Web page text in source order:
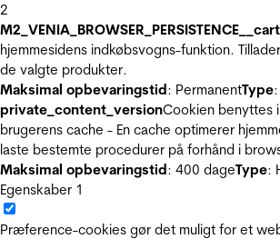
2
hjemmesidens indkøbsvogns-funktion.
de valgte produkter.
Maksimal opbevaringstid: PermanentType
private_content_versionCookien benyttes
brugerens cache - En cache optimerer
laste bestemte procedurer på forhånd i
Maksimal opbevaringstid: 400 dageType:
Egenskaber 1
Præference-cookies gør det muligt for et